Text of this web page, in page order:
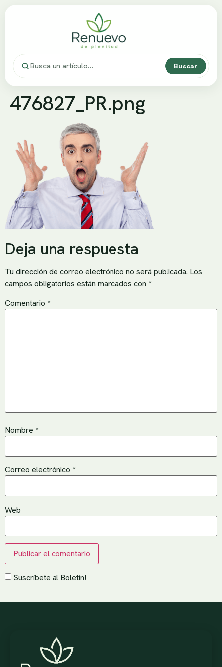
Buscar
476827_PR.png
Deja una respuesta
Tu dirección de correo electrónico no será publicada. Los
campos obligatorios están marcados con *
Comentario *
Nombre *
Correo electrónico *
Web
Suscríbete al Boletín!